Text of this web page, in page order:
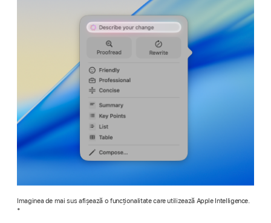
Imaginea de mai sus afișează o funcționalitate care utilizează Apple Intelligence.
*